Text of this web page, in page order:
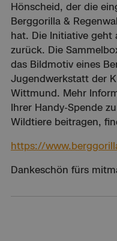
Hönscheid, der die
Berggorilla &
hat. Die Initiative geht
zurück. Die
das Bildmotiv eines
Jugendwerkstatt der
Wittmund. Mehr
Ihrer Handy-Spende
Wildtiere beitragen,
https://
Dankeschön fürs